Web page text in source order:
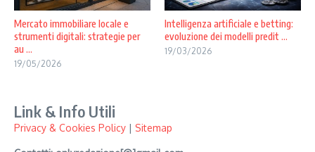
Mercato immobiliare locale e
strumenti digitali: strategie per
au ...
19/05/2026
Intelligenza artificiale e betting:
evoluzione dei modelli predit ...
19/03/2026
Link & Info Utili
Privacy & Cookies Policy | Sitemap